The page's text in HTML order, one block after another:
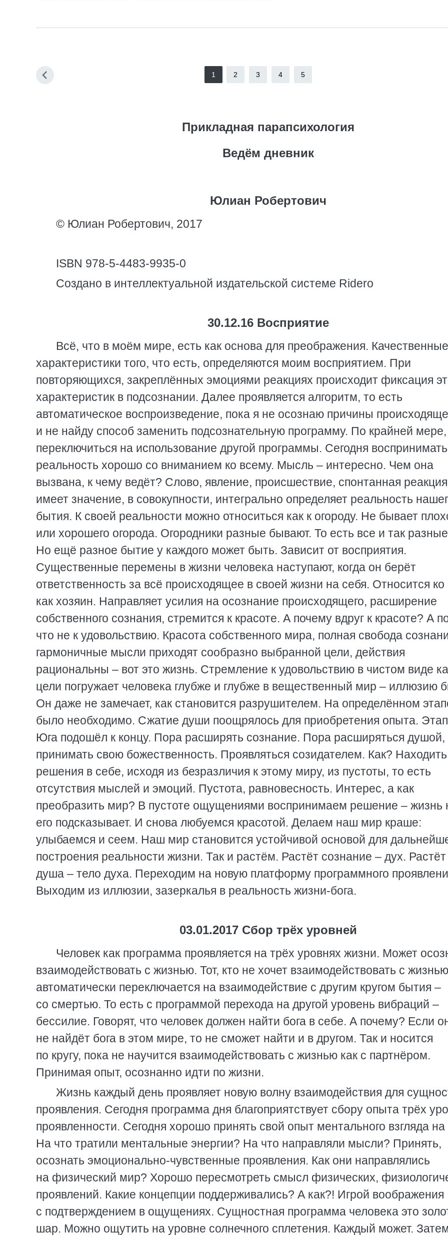
1 2 3 4 5
Прикладная парапсихология
Ведём дневник
Юлиан Робертович
© Юлиан Робертович, 2017
ISBN 978-5-4483-9935-0
Создано в интеллектуальной издательской системе Ridero
30.12.16 Восприятие
Всё, что в моём мире, есть как основа для преображения. Качественные
характеристики того, что есть, определяются моим восприятием. При
повторяющихся, закреплённых эмоциями реакциях происходит фиксация
характеристик в подсознании. Далее проявляется алгоритм, то есть
автоматическое воспроизведение, пока я не осознаю причины
и не найду способ заменить подсознательную программу. По крайней мере,
переключиться на использование другой программы. Сегодня воспринимать
реальность хорошо со вниманием ко всему. Мысль – интересно. Чем она
вызвана, к чему ведёт? Слово, явление, происшествие, спонтанная
имеет значение, в совокупности, интегрально определяет реальность
бытия. К своей реальности можно относиться как к огороду. Не бывает
или хорошего огорода. Огородники разные бывают. То есть все и так
Но ещё разное бытие у каждого может быть. Зависит от восприятия.
Существенные перемены в жизни человека наступают, когда он берёт
ответственность за всё происходящее в своей жизни на себя. Относится
как хозяин. Направляет усилия на осознание происходящего, расширение
собственного сознания, стремится к красоте. А почему вдруг к красоте? А
что не к удовольствию. Красота собственного мира, полная свобода
гармоничные мысли приходят сообразно выбранной цели, действия
рациональны – вот это жизнь. Стремление к удовольствию в чистом виде
цели погружает человека глубже и глубже в вещественный мир – иллюзию
Он даже не замечает, как становится разрушителем. На определённом
было необходимо. Сжатие души поощрялось для приобретения опыта.
Юга подошёл к концу. Пора расширять сознание. Пора расширяться душой,
принимать свою божественность. Проявляться созидателем. Как?
решения в себе, исходя из безразличия к этому миру, из пустоты, то есть
отсутствия мыслей и эмоций. Пустота, равновесность. Интерес, а как
преобразить мир? В пустоте ощущениями воспринимаем решение – жизнь
его подсказывает. И снова любуемся красотой. Делаем наш мир краше:
улыбаемся и сеем. Наш мир становится устойчивой основой для
построения реальности жизни. Так и растём. Растёт сознание – дух. Растёт
душа – тело духа. Переходим на новую платформу программного
Выходим из иллюзии, зазеркалья в реальность жизни-бога.
03.01.2017 Сбор трёх уровней
Человек как программа проявляется на трёх уровнях жизни. Может
взаимодействовать с жизнью. Тот, кто не хочет взаимодействовать с
автоматически переключается на взаимодействие с другим кругом бытия –
со смертью. То есть с программой перехода на другой уровень вибраций –
бессилие. Говорят, что человек должен найти бога в себе. А почему? Если
не найдёт бога в этом мире, то не сможет найти и в другом. Так и носится
по кругу, пока не научится взаимодействовать с жизнью как с партнёром.
Принимая опыт, осознанно идти по жизни.
Жизнь каждый день проявляет новую волну взаимодействия для
проявления. Сегодня программа дня благоприятствует сбору опыта трёх
проявленности. Сегодня хорошо принять свой опыт ментального взгляда
На что тратили ментальные энергии? На что направляли мысли? Принять,
осознать эмоционально-чувственные проявления. Как они направлялись
на физический мир? Хорошо пересмотреть смысл физических,
проявлений. Какие концепции поддерживались? А как?! Игрой воображения
с подтверждением в ощущениях. Сущностная программа человека это
шар. Можно ощутить на уровне солнечного сплетения. Каждый может.